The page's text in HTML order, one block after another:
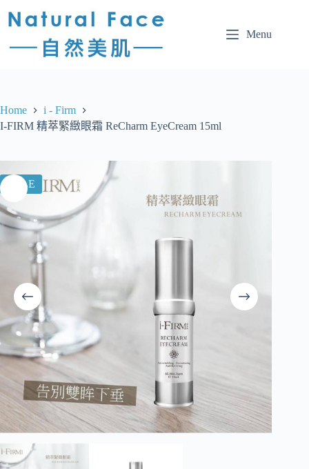
Menu
Home
i - Firm
I-FIRM 精萃緊緻眼霜 ReCharm EyeCream 15ml
SALE